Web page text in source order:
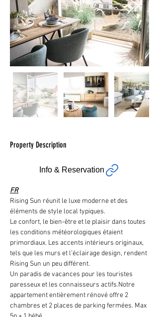
Property Description
Info & Reservation
FR
Rising Sun réunit le luxe moderne et des
éléments de style local typiques.
Le confort, le bien-être et le plaisir dans toutes
les conditions météorologiques étaient
primordiaux. Les accents intérieurs originaux,
tels que les murs et l’éclairage design, rendent
Rising Sun un peu différent.
Un paradis de vacances pour les touristes
paresseux et les connaisseurs actifs.Notre
appartement entièrement rénové offre 2
chambres et 2 places de parking fermées. Max